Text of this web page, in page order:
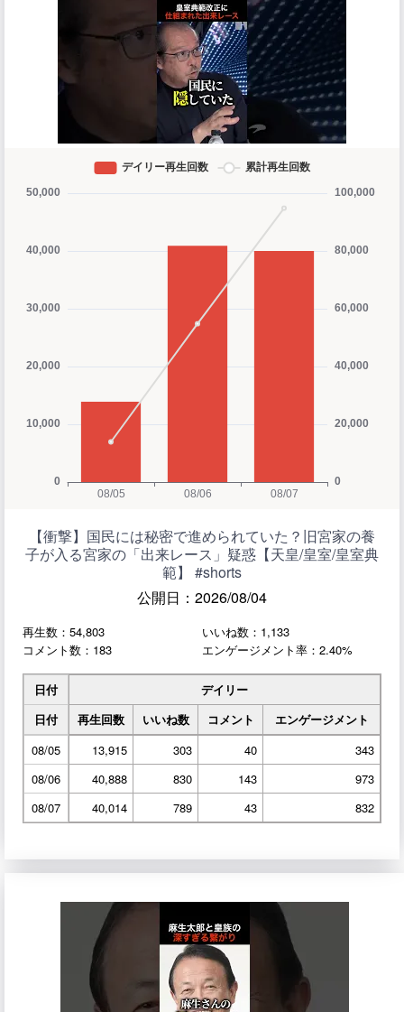
【衝撃】国民には秘密で進められていた？旧宮家の養
子が入る宮家の「出来レース」疑惑【天皇/皇室/皇室典
範】 #shorts
公開日：2026/08/04
再生数：54,803
いいね数：1,133
コメント数：183
エンゲージメント率：2.40%
日付
デイリー
日付
再生回数 いいね数 コメント
エンゲージメント
08/05
13,915 303 40
343
08/06
40,888 830 143
973
08/07
40,014 789 43 832